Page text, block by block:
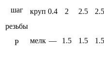
шаг
резьбы
P
круп 0.4 2 2.5 2.5
мелк — 1.5 1.5 1.5